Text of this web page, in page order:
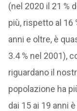
(nel 2020 il 21 %
più, rispetto al 16
anni e oltre, è
3.4 % nel 2001),
riguardano il
popolazione ha
dai 15 ai 19 anni